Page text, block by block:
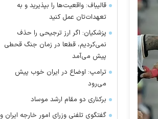
قالیباف: واقعیت‌ها را بپذیرید و به
تعهدات‌تان عمل کنید
پزشکیان: اگر ارز ترجیحی را حذف
نمی‌کردیم، قطعا در زمان جنگ قحطی
پیش می‌آمد
ترامپ: اوضاع در ایران خوب پیش
می‌رود
برکناری دو مقام ارشد موساد
گفتگوی تلفنی وزرای امور خارجه ایران و